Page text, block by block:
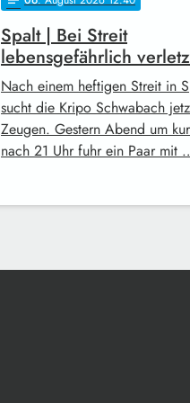
Spalt | Bei Streit
lebensgefährlich
Nach einem heftigen Streit in
sucht die Kripo Schwabach
Zeugen. Gestern Abend um
nach 21 Uhr fuhr ein Paar mit